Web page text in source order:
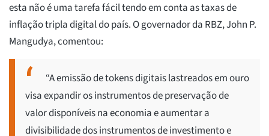
esta não é uma tarefa fácil tendo em conta as taxas de
inflação tripla digital do país. O governador da RBZ, John P.
Mangudya, comentou:
“A emissão de tokens digitais lastreados em ouro
visa expandir os instrumentos de preservação de
valor disponíveis na economia e aumentar a
divisibilidade dos instrumentos de investimento e